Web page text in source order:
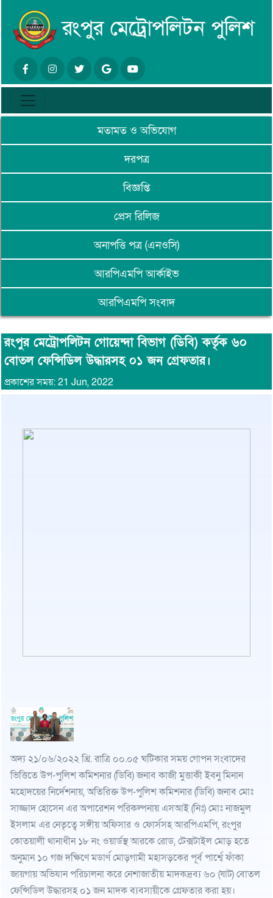
মতামত ও অভিযোগ
দরপত্র
বিজ্ঞপ্তি
প্রেস রিলিজ
অনাপত্তি পত্র (এনওসি)
আরপিএমপি আর্কাইভ
আরপিএমপি সংবাদ
রংপুর মেট্রোপলিটন গোয়েন্দা বিভাগ (ডিবি) কর্তৃক ৬০
বোতল ফেন্সিডিল উদ্ধারসহ ০১ জন গ্রেফতার।
প্রকাশের সময়: 21 Jun, 2022
অদ্য ২১/০৬/২০২২ খ্রি. রাত্রি ০০.০৫ ঘটিকার সময় গোপন সংবাদের
ভিত্তিতে উপ-পুলিশ কমিশনার (ডিবি) জনাব কাজী মুত্তাকী ইবনু মিনান
মহোদয়ের নির্দেশনায়, অতিরিক্ত উপ-পুলিশ কমিশনার (ডিবি) জনাব মোঃ
সাজ্জাদ হোসেন এর অপারেশন পরিকল্পনায় এসআই (নিঃ) মোঃ নাজমুল
ইসলাম এর নেতৃত্বে সঙ্গীয় অফিসার ও ফোর্সসহ আরপিএমপি, রংপুর
কোতয়ালী থানাধীন ১৮ নং ওয়ার্ডস্থ আরকে রোড, টেক্সটাইল মোড় হতে
অনুমান ১০ গজ দক্ষিণে মডার্ণ মোড়গামী মহাসড়কের পূর্ব পার্শ্বে ফাঁকা
জায়গায় অভিযান পরিচালনা করে নেশাজাতীয় মাদকদ্রব্য ৬০ (ষাট) বোতল
ফেন্সিডিল উদ্ধারসহ ০১ জন মাদক ব্যবসায়ীকে গ্রেফতার করা হয়।